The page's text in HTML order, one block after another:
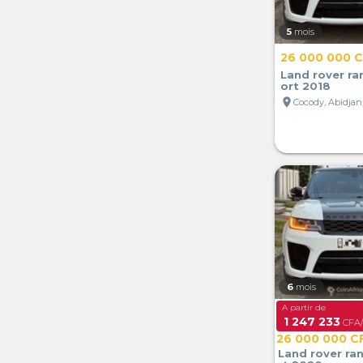
5 mois
26 000 000
Land rover
ort 2018
location_on Cocody,
6 mois
A partir de
1 247 233
26 000 000
Land rover